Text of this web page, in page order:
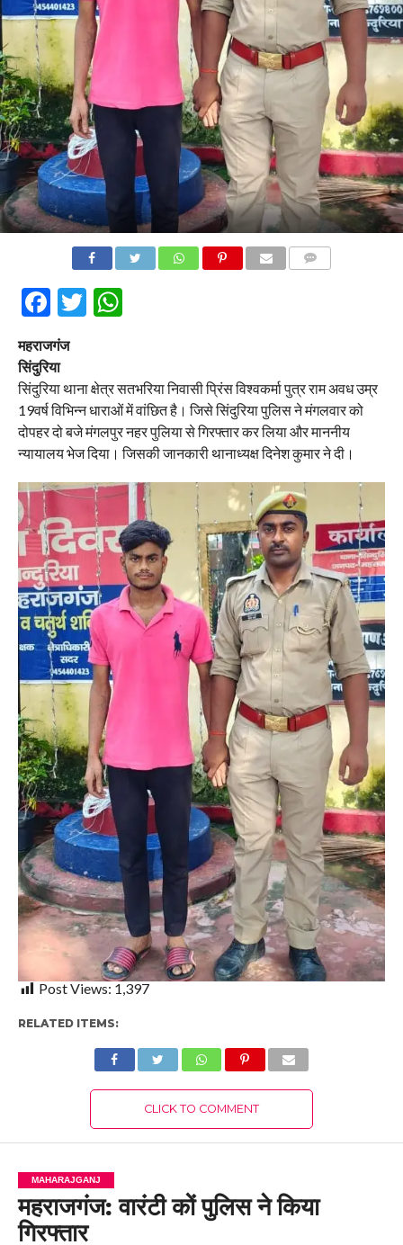
Facebook
Twitter
WhatsApp
महराजगंज
सिंदुरिया
सिंदुरिया थाना क्षेत्र सतभरिया निवासी प्रिंस विश्वकर्मा पुत्र राम अवध उम्र
19वर्ष विभिन्न धाराओं में वांछित है। जिसे सिंदुरिया पुलिस ने मंगलवार को
दोपहर दो बजे मंगलपुर नहर पुलिया से गिरफ्तार कर लिया और माननीय
न्यायालय भेज दिया। जिसकी जानकारी थानाध्यक्ष दिनेश कुमार ने दी।
Post Views: 1,397
RELATED ITEMS:
CLICK TO COMMENT
MAHARAJGANJ
महराजगंज: वारंटी कों पुलिस ने किया
गिरफ्तार